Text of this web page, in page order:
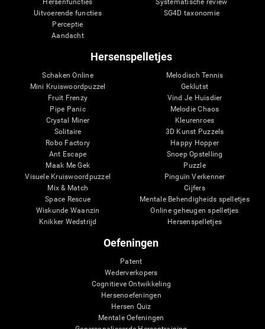
Hersenfuncties
Uitvoerende functies
Perceptie
Aandacht
Systematische review
SG4D taxonomie
Hersenspelletjes
Schaken Online
Mini Kruiswoordpuzzel
Fruit Frenzy
Pipe Panic
Crystal Miner
Solitaire
Robo Factory
Ant Escape
Maak Me Gek
Visuele Kruiswoordpuzzel
Mix & Match
Space Rescue
Wiskunde Waanzin
Knikker Wedstrijd
Melodisch Tennis
Geklutst
Vind Je Huisdier
Melodie Chaos
Kleurenroes
3D Kunst Puzzels
Happy Hopper
Snoep Opstelling
Puzzle
Pinguïn Verkenner
Cijfers
Mentale Behendigheids spelletjes
Online geheugen spelletjes
Hersenspelletjes
Oefeningen
Patent
Wederverkopers
Cognitieve Ontwikkeling
Hersenoefeningen
Hersen Quiz
Mentale Oefeningen